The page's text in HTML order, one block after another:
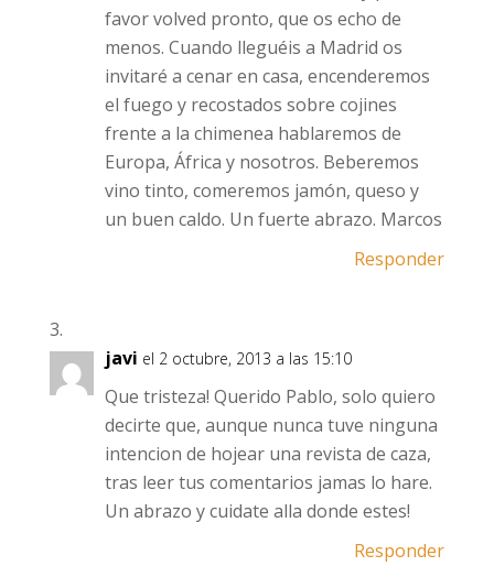
favor volved pronto, que os echo de
menos. Cuando lleguéis a Madrid os
invitaré a cenar en casa, encenderemos
el fuego y recostados sobre cojines
frente a la chimenea hablaremos de
Europa, África y nosotros. Beberemos
vino tinto, comeremos jamón, queso y
un buen caldo. Un fuerte abrazo. Marcos
Responder
javi el 2 octubre, 2013 a las 15:10
Que tristeza! Querido Pablo, solo quiero
decirte que, aunque nunca tuve ninguna
intencion de hojear una revista de caza,
tras leer tus comentarios jamas lo hare.
Un abrazo y cuidate alla donde estes!
Responder